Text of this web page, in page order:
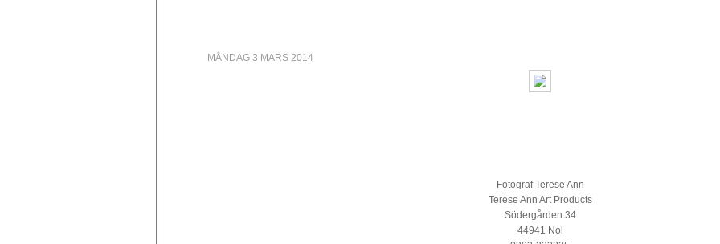
MÅNDAG 3 MARS 2014
Fotograf Terese Ann
Terese Ann Art Products
Södergården 34
44941 Nol